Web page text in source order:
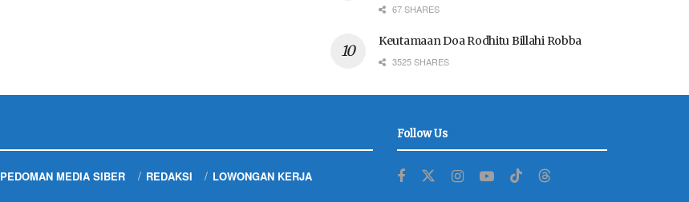
67 SHARES
Keutamaan Doa Rodhitu Billahi Robba
3525 SHARES
PEDOMAN MEDIA SIBER REDAKSI LOWONGAN KERJA
Follow Us